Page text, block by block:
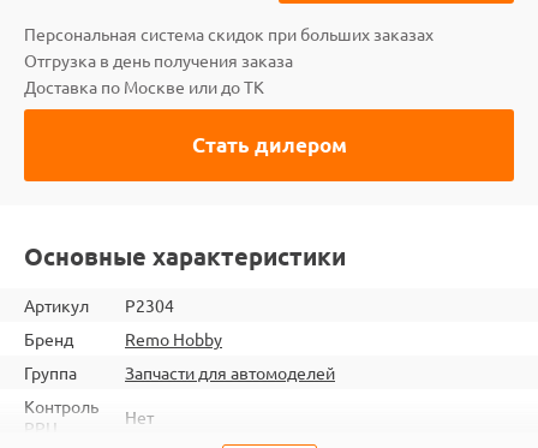
Персональная система скидок при больших заказах
Отгрузка в день получения заказа
Доставка по Москве или до ТК
Стать дилером
Основные характеристики
Артикул
P2304
Бренд
Remo Hobby
Группа
Запчасти для автомоделей
Контроль
РРЦ
Нет